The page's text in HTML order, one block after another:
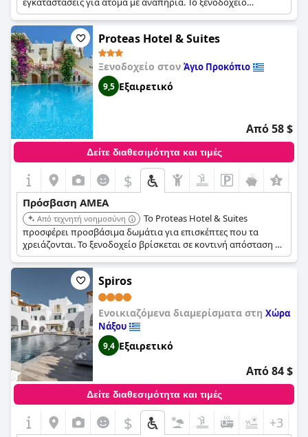
βρίσκεται κοντά στην παραλία Πλάκα και διαθέτει ανέσεις
όπως πισίνα και εστιατόριο.
Proteas Hotel & Suites
Ξενοδοχείο στον Άγιο Προκόπιο
9,5 Εξαιρετικό
Από 58 $
Δείτε διαθεσιμότητα και τιμές
$
Πρόσβαση ΑΜΕΑ
Από τεχνητή νοημοσύνη
Το Proteas Hotel & Suites
προσφέρει προσβάσιμα δωμάτια για επισκέπτες που τα
χρειάζονται. Το ξενοδοχείο βρίσκεται σε κοντινή απόσταση με
τα πόδια από την παραλία του Αγίου Προκοπίου και διαθέτει
εξωτερική πισίνα.
Spiros
Ενοικιαζόμενα διαμερίσματα στη Χώρα
Νάξου
9,4 Εξαιρετικό
Από 84 $
Δείτε διαθεσιμότητα και τιμές
$ +3